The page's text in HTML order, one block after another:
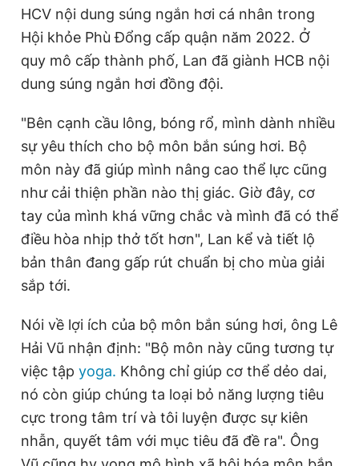
HCV nội dung súng ngắn hơi cá nhân trong
Hội khỏe Phù Đổng cấp quận năm 2022. Ở
quy mô cấp thành phố, Lan đã giành HCB nội
dung súng ngắn hơi đồng đội.
"Bên cạnh cầu lông, bóng rổ, mình dành nhiều
sự yêu thích cho bộ môn bắn súng hơi. Bộ
môn này đã giúp mình nâng cao thể lực cũng
như cải thiện phần nào thị giác. Giờ đây, cơ
tay của mình khá vững chắc và mình đã có thể
điều hòa nhịp thở tốt hơn", Lan kể và tiết lộ
bản thân đang gấp rút chuẩn bị cho mùa giải
sắp tới.
Nói về lợi ích của bộ môn bắn súng hơi, ông Lê
Hải Vũ nhận định: "Bộ môn này cũng tương tự
việc tập yoga. Không chỉ giúp cơ thể dẻo dai,
nó còn giúp chúng ta loại bỏ năng lượng tiêu
cực trong tâm trí và tôi luyện được sự kiên
nhẫn, quyết tâm với mục tiêu đã đề ra". Ông